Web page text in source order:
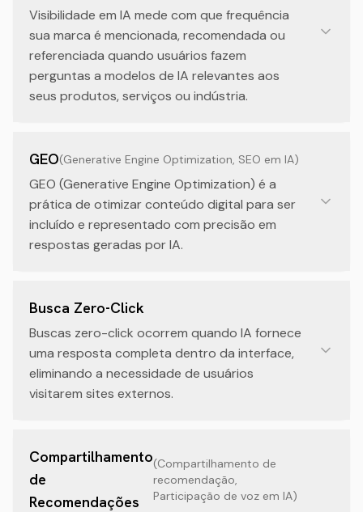
Visibilidade em IA mede com que frequência
sua marca é mencionada, recomendada ou
referenciada quando usuários fazem
perguntas a modelos de IA relevantes aos
seus produtos, serviços ou indústria.
GEO(Generative Engine Optimization, SEO em IA)
GEO (Generative Engine Optimization) é a
prática de otimizar conteúdo digital para ser
incluído e representado com precisão em
respostas geradas por IA.
Busca Zero-Click
Buscas zero-click ocorrem quando IA fornece
uma resposta completa dentro da interface,
eliminando a necessidade de usuários
visitarem sites externos.
Compartilhamento
de
Recomendações
(Compartilhamento de
recomendação,
Participação de voz em IA)